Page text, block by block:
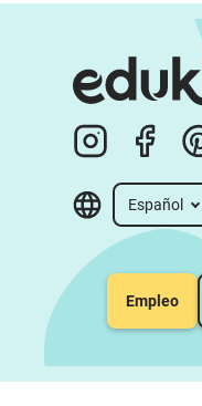
Español
Empleo